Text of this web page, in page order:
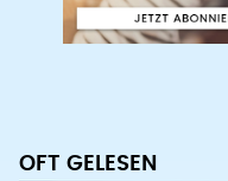
OFT GELESEN